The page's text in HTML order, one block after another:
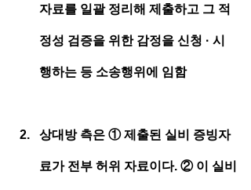
자료를 일괄 정리해 제출하고 그 적
정성 검증을 위한 감정을 신청 · 시
행하는 등 소송행위에 임함
상대방 측은 ① 제출된 실비 증빙자
료가 전부 허위 자료이다. ② 이 실비